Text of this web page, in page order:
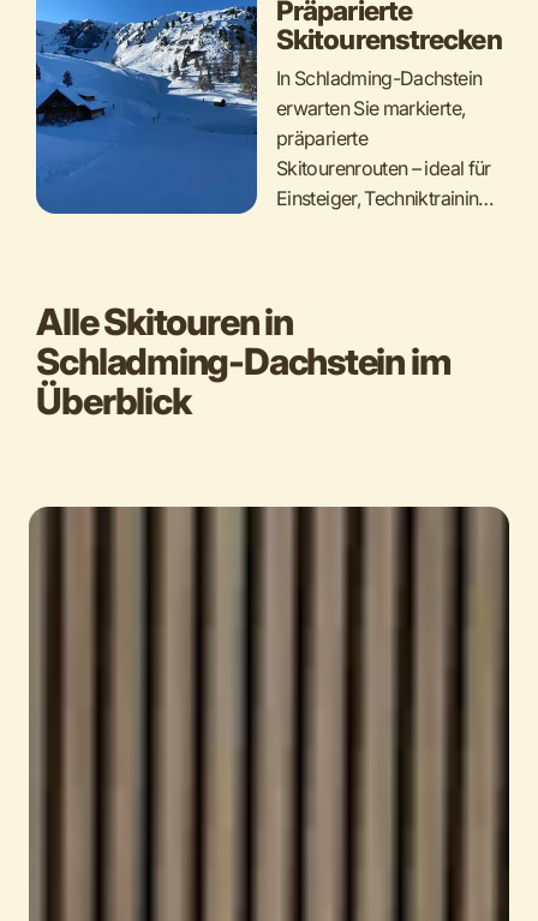
Präparierte
Skitourenstrecken
In Schladming-Dachstein
erwarten Sie markierte,
präparierte
Skitourenrouten – ideal für
Einsteiger, Techniktraining
Alle Skitouren in
Schladming-Dachstein im
Überblick